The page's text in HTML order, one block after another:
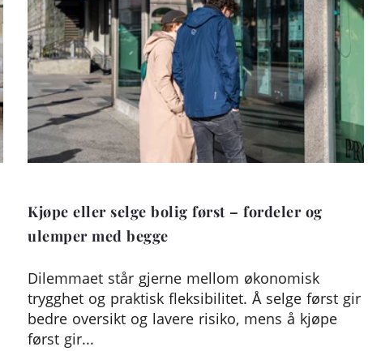
Kjøpe eller selge bolig først – fordeler og
ulemper med begge
Dilemmaet står gjerne mellom økonomisk
trygghet og praktisk fleksibilitet. Å selge først gir
bedre oversikt og lavere risiko, mens å kjøpe
først gir...